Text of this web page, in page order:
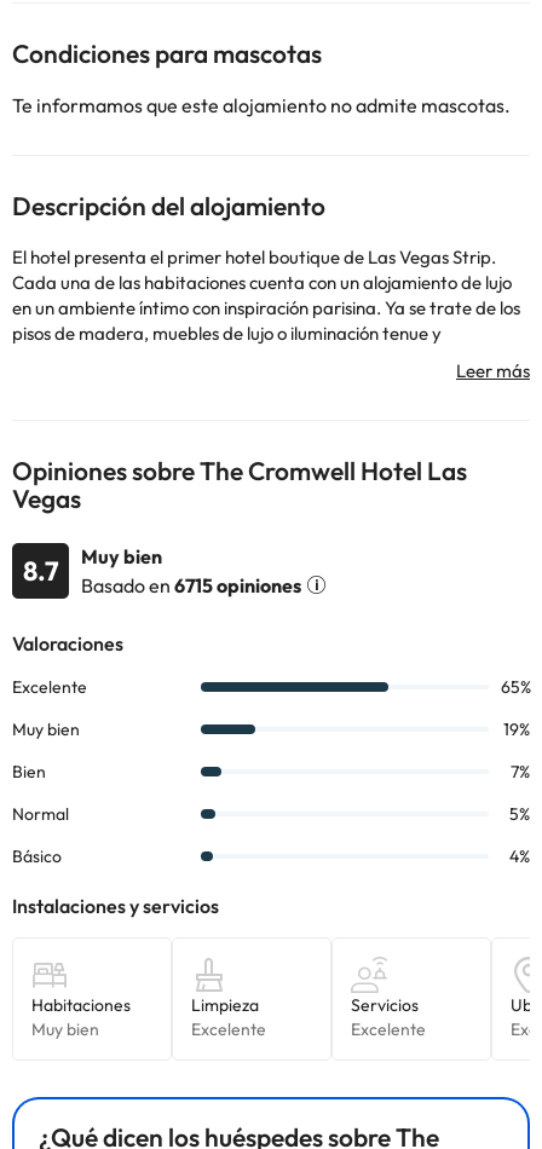
Condiciones para mascotas
Te informamos que este alojamiento no admite mascotas.
Descripción del alojamiento
El hotel presenta el primer hotel boutique de Las Vegas Strip.
Cada una de las habitaciones cuenta con un alojamiento de lujo
en un ambiente íntimo con inspiración parisina. Ya se trate de los
pisos de madera, muebles de lujo o iluminación tenue y
experiencia VIP glamorosa. El hotel tiene una mezcla de diseño
productos de baño Muk.
Algunos de los servicios detallados pueden ser de pago. Puedes
consultar sus tarifas directamente en el establecimiento. Toda la
alojamiento. Si tienes dudas, contáctanos.
Opiniones sobre The Cromwell Hotel Las
Vegas
8.7
Muy bien
Basado en 6715 opiniones
¿Qué dicen los huéspedes sobre The